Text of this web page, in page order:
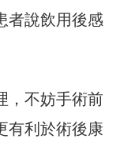
者說飲用後感
，不妨手術前
有利於術後康